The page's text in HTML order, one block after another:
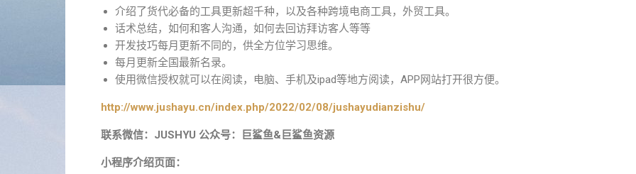
介绍了货代必备的工具更新超千种，以及各种跨境电商工具，外贸工具。
话术总结，如何和客人沟通，如何去回访拜访客人等等
开发技巧每月更新不同的，供全方位学习思维。
每月更新全国最新名录。
使用微信授权就可以在阅读，电脑、手机及ipad等地方阅读，APP网站打开很方便。
http://www.jushayu.cn/index.php/2022/02/08/jushayudianzishu/
联系微信：JUSHYU 公众号：巨鲨鱼&巨鲨鱼资源
小程序介绍页面：